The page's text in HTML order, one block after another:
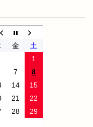
金
土
1
7
8
14
15
21
22
28
29